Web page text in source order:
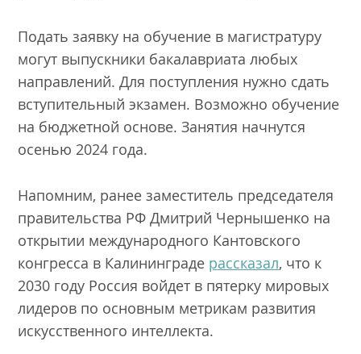
Подать заявку на обучение в магистратуру
могут выпускники бакалавриата любых
направлений. Для поступления нужно сдать
вступительный экзамен. Возможно обучение
на бюджетной основе. Занятия начнутся
осенью 2024 года.
Напомним, ранее заместитель председателя
правительства РФ Дмитрий Чернышенко на
открытии международного Кантовского
конгресса в Калининграде рассказал, что к
2030 году Россия войдет в пятерку мировых
лидеров по основным метрикам развития
искусственного интеллекта.